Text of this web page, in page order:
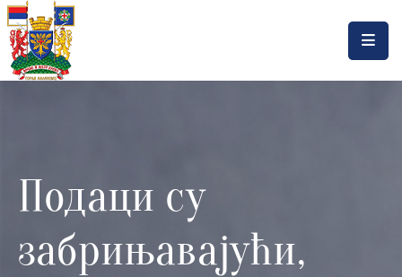
Насловна
Општинска
управа
Актуелности
Подаци су
забрињавајући,